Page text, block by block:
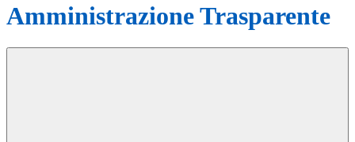
Amministrazione Trasparente